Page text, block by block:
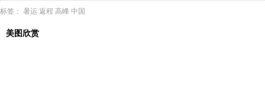
标签： 暑运 返程 高峰 中国
美图欣赏